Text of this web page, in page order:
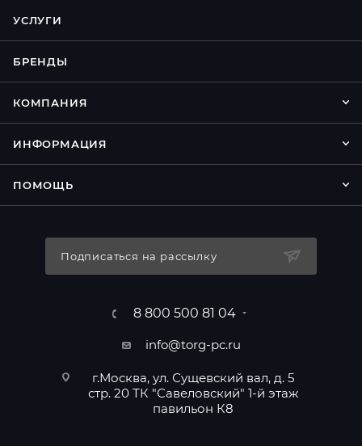
УСЛУГИ
БРЕНДЫ
КОМПАНИЯ
ИНФОРМАЦИЯ
ПОМОЩЬ
Подписаться на рассылку
8 800 500 81 04
info@torg-pc.ru
г.Москва, ул. Сущевский вал, д. 5
стр. 20 ТК "Савеловский" 1-й этаж
павильон К8